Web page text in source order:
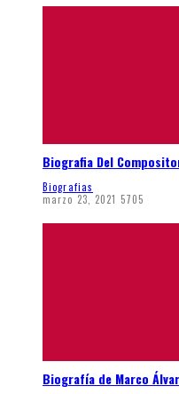
Biografia Del
Biografias
marzo 23, 2021 5705
Biografía de Marco